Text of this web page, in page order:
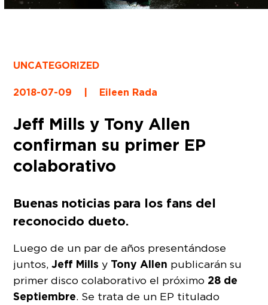
UNCATEGORIZED
2018-07-09 | Eileen Rada
Jeff Mills y Tony Allen
confirman su primer EP
colaborativo
Buenas noticias para los fans del
reconocido dueto.
Luego de un par de años presentándose
juntos,Jeff Mills y Tony Allen publicarán su
primer disco colaborativo el próximo 28 de
Septiembre. Se trata de un EP titulado